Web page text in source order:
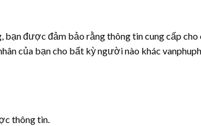
bạn được đảm bảo rằng thông tin cung cấp
của bạn cho bất kỳ người nào khác
thông tin.